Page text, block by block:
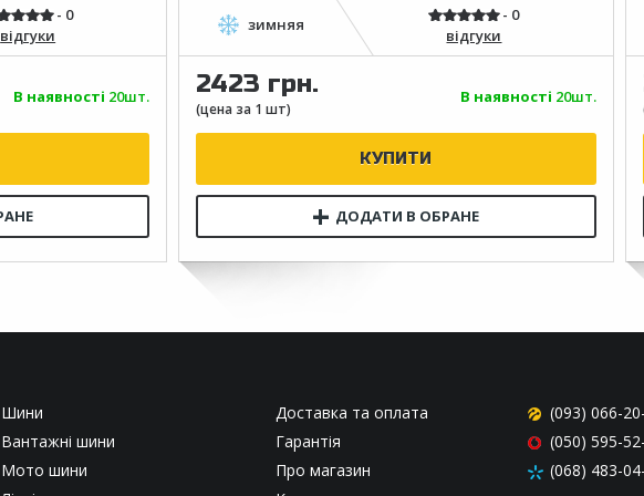
відгуки
В наявності 20шт.
відгуки
2423 грн. В наявності 20шт.
Шини
Вантажні шини
Мото шини
Доставка та оплата
Гарантія
Про магазин
(093) 066-
(050) 595-
(068) 483-